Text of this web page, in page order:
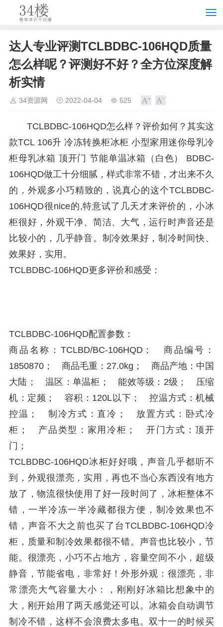
达人专业评测TCLBDBC-106HQD质量
怎么样呢？评测好不好？全方位深度解
析实情
34资源网 2022-04-04 525
TCLBDBC-106HQD怎么样？评价如何？其实这
款TCL 106升 冷冻转换柜冰柜 小型家用迷你母乳冷
柜母乳冰箱 顶开门 节能单温冰箱（白色） BDBC-
106HQD做工十分细腻，样式非常不错，才出来不久
的，外观多小巧精致的，说真心的这个TCLBDBC-
106HQD很nice的,特意试了几天才来评价的，小冰
柜很好，外观干净、简洁、大气，运行时声音还是
比较小的，几乎静音。制冷效果好，制冷时间快、
效果好，实用。
TCLBDBC-106HQD更多评价和感受：
TCLBDBC-106HQD配置参数：
商品名称：TCLBD/BC-106HQD； 商品编号：
1850870； 商品毛重：27.0kg； 商品产地：中国
大陆； 温区：单温柜； 能效等级：2级； 压缩
机：定频； 容积：120L以下； 控温方式：机械
控温； 制冷方式：直冷； 放置方式：卧式冷
柜； 产品类型：家用冷柜； 开门方式：顶开
门；
TCLBDBC-106HQD冰柜好好哦，声音几乎都听不
到，外观很漂亮，实用，再也不当心东西没有地方
放了，物流很快使用了好一段时间了，冰柜整体不
错，一半冷冻一半冷藏都很方便，制冷效果也不
错，声音不大之前也买了台TCLBDBC-106HQD冷
柜，质量和制冷效果都很不错。声音也比较小，节
能。很漂亮，小巧不占地方，容量空间不小，超级
静音，节能省电，非常好！外形外观：很漂亮，非
常漂亮大气容量大小：，刚刚好冰箱比想象中的
大，刚开始用了两天感觉还可以。冰箱会自动调节
制冷不错，这样不会浪费太多电。双十一的时候买